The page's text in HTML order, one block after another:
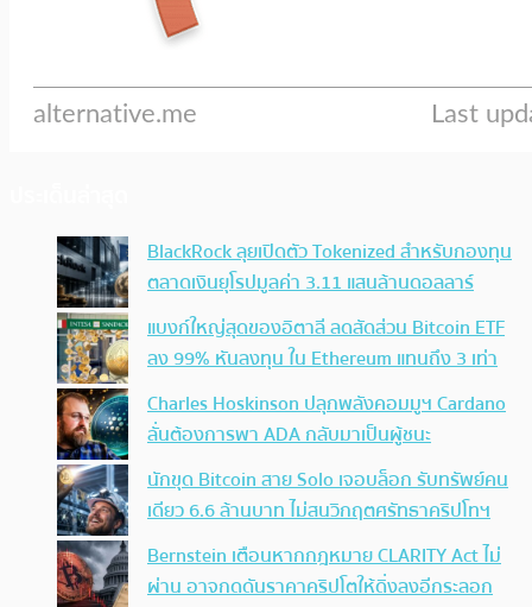
BlackRock ลุยเปิดตัว Tokenized สำหรับกองทุน
ตลาดเงินยุโรปมูลค่า 3.11 แสนล้านดอลลาร์
แบงก์ใหญ่สุดของอิตาลี ลดสัดส่วน Bitcoin ETF
ลง 99% หันลงทุน ใน Ethereum แทนถึง 3 เท่า
Charles Hoskinson ปลุกพลังคอมมูฯ Cardano
ลั่นต้องการพา ADA กลับมาเป็นผู้ชนะ
นักขุด Bitcoin สาย Solo เจอบล็อก รับทรัพย์คน
เดียว 6.6 ล้านบาท ไม่สนวิกฤตศรัทธาคริปโทฯ
Bernstein เตือนหากกฎหมาย CLARITY Act ไม่
ผ่าน อาจกดดันราคาคริปโตให้ดิ่งลงอีกระลอก